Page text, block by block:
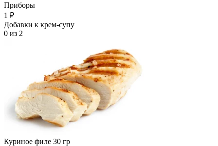
Приборы
1 ₽
Добавки к крем-супу
0 из 2
Куриное филе 30 гр